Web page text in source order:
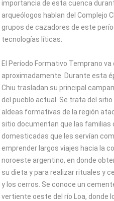
importancia de esta cuenca
arqueólogos hablan del Complejo
grupos de cazadores de este
tecnologías líticas.
El Período Formativo Temprano va
aproximadamente. Durante esta
Chiu trasladan su principal
del pueblo actual. Se trata del sitio
aldeas formativas de la región
sitio documentan que las familias
domesticadas que les servían
emprender largos viajes hacia la
noroeste argentino, en donde
su dieta y para realizar rituales y
y los cerros. Se conoce un
vertiente oeste del río Loa, donde